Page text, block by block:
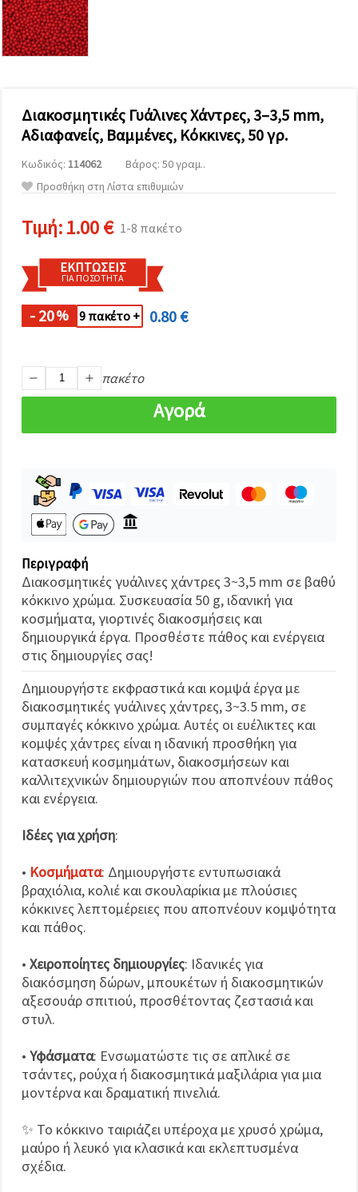
επισκεψιμότητα
και να
προβάλλουμε
πιο σχετικό
περιεχόμενο
άλλων με
τη βοήθεια
των
συνεργατών
μας για
χρησιμοποιήσετε
όλα τα
cookies
κάνοντας
κλικ στον
προτιμήσεις
σας στις
cookies και
κάνοντας
κλικ στο
κουμπί
Αποθήκευση.
Αποδέχομαι
όλα!
Ρυθμίσεις
Διακοσμητικές Γυάλινες Χάντρες, 3–3,5 mm,
Αδιαφανείς, Βαμμένες, Κόκκινες, 50 γρ.
Κωδικός: 114062
Βάρος: 50 γραμ..
Προσθήκη στη Λίστα επιθυμιών
Τιμή:1.00 € 1-8 πακέτο
ΕΚΠΤΏΣΕΙΣ
ΓΙΑ ΠΟΣΌΤΗΤΑ
- 20% 9 πακέτο + 0.80 €
πακέτο
Αγορά
Περιγραφή
Διακοσμητικές γυάλινες χάντρες 3~3,5 mm σε βαθύ
κόκκινο χρώμα. Συσκευασία 50 g, ιδανική για
κοσμήματα, γιορτινές διακοσμήσεις και
δημιουργικά έργα. Προσθέστε πάθος και ενέργεια
στις δημιουργίες σας!
Δημιουργήστε εκφραστικά και κομψά έργα με
διακοσμητικές γυάλινες χάντρες, 3~3.5 mm, σε
συμπαγές κόκκινο χρώμα. Αυτές οι ευέλικτες και
κομψές χάντρες είναι η ιδανική προσθήκη για
κατασκευή κοσμημάτων, διακοσμήσεων και
καλλιτεχνικών δημιουργιών που αποπνέουν πάθος
και ενέργεια.
Ιδέες για χρήση:
• Κοσμήματα: Δημιουργήστε εντυπωσιακά
βραχιόλια, κολιέ και σκουλαρίκια με πλούσιες
κόκκινες λεπτομέρειες που αποπνέουν κομψότητα
και πάθος.
• Χειροποίητες δημιουργίες: Ιδανικές για
διακόσμηση δώρων, μπουκέτων ή διακοσμητικών
αξεσουάρ σπιτιού, προσθέτοντας ζεστασιά και
στυλ.
• Υφάσματα: Ενσωματώστε τις σε απλικέ σε
τσάντες, ρούχα ή διακοσμητικά μαξιλάρια για μια
μοντέρνα και δραματική πινελιά.
✨ Το κόκκινο ταιριάζει υπέροχα με χρυσό χρώμα,
μαύρο ή λευκό για κλασικά και εκλεπτυσμένα
σχέδια.